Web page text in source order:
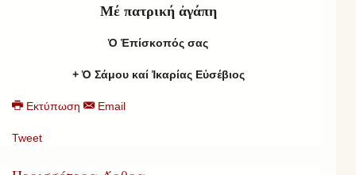
Μέ πατρική ἀγάπη
Ὁ Ἐπίσκοπός σας
+ Ὁ Σάμου καί Ἰκαρίας Εὐσέβιος
Εκτύπωση Email
Tweet